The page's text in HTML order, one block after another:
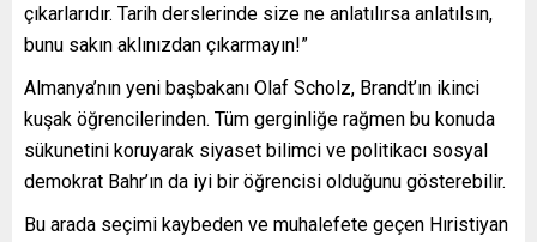
çıkarlarıdır. Tarih derslerinde size ne anlatılırsa anlatılsın,
bunu sakın aklınızdan çıkarmayın!”
Almanya’nın yeni başbakanı Olaf Scholz, Brandt’ın ikinci
kuşak öğrencilerinden. Tüm gerginliğe rağmen bu konuda
sükunetini koruyarak siyaset bilimci ve politikacı sosyal
demokrat Bahr’ın da iyi bir öğrencisi olduğunu gösterebilir.
Bu arada seçimi kaybeden ve muhalefete geçen Hıristiyan